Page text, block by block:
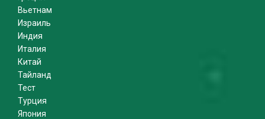
Вьетнам
Израиль
Индия
Италия
Китай
Тайланд
Тест
Турция
Япония